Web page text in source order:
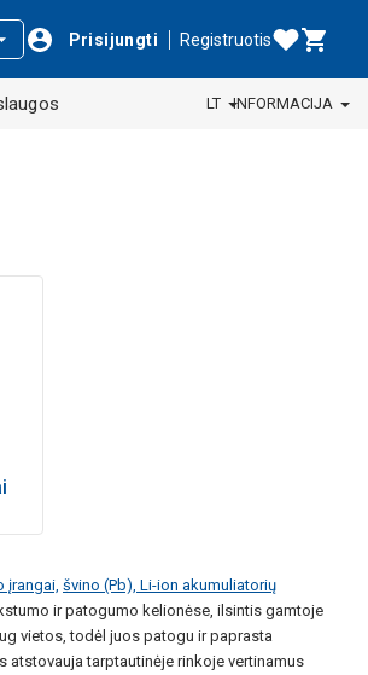
Prisijungti Registruotis
LT INFORMACIJA
įrangai, švino (Pb), Li-ion akumuliatorių
ir patogumo kelionėse, ilsintis gamtoje
vietos, todėl juos patogu ir paprasta
atstovauja tarptautinėje rinkoje vertinamus